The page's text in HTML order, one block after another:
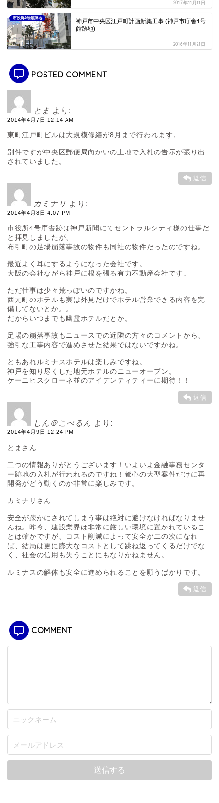
2017年11月11日
市役所4号館跡地
神戸市中央区江戸町計画新築工事 (神戸市庁舎4号
館跡地)
2016年11月21日
POSTED COMMENT
とま より:
2014年4月7日 12:14 AM
東町江戸町ビルは大規模修繕が8月まで行われます。
別件ですが中央区郵便局向かいの土地で入札の告示が張り出
されていました。
返信
カミナリ より:
2014年4月8日 4:07 PM
市役所4号庁舎跡は神戸新聞にてセントラルシティ様の仕事だ
と拝見しましたが、
布引町の足場崩落事故の物件も同社の物件だったのですね。
最近よく耳にするようになった会社です。
大阪の会社ながら神戸に根を張る有力不動産会社です。
ただ仕事は少々荒っぽいのですかね。
西元町のホテルも実は外見だけでホテル営業できる内容を完
備してないとか。。
だからいつまでも幽霊ホテルだとか。
足場の崩落事故もニュースでの近隣の方々のコメントから、
強引な工事内容で進めさせた結果ではないですかね。
ともあれルミナスホテルは楽しみですね。
神戸を知り尽くした地元ホテルのニューオープン。
ケーニヒスクローネ並のアイデンティティーに期待！！
返信
しん＠こべるん より:
2014年4月9日 12:24 PM
とまさん
二つの情報ありがとうございます！いよいよ金融事務センタ
ー跡地の入札が行われるのですね！都心の大型案件だけに再
開発がどう動くのか非常に楽しみです。
カミナリさん
安全が疎かにされてしまう事は絶対に避けなければなりませ
んね。昨今、建設業界は非常に厳しい環境に置かれているこ
とは確かですが、コスト削減によって安全が二の次になれ
ば、結局は更に膨大なコストとして跳ね返ってくるだけでな
く、社会の信用も失うことにもなりかねません。
ルミナスの解体も安全に進められることを願うばかりです。
返信
COMMENT